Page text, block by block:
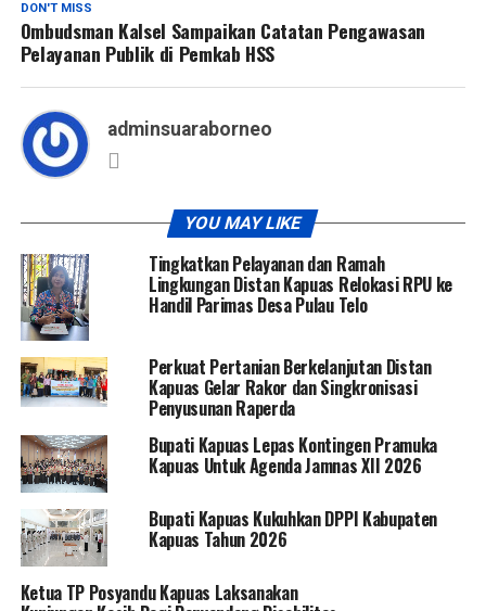
DON'T MISS
Ombudsman Kalsel Sampaikan Catatan Pengawasan
Pelayanan Publik di Pemkab HSS
adminsuaraborneo
YOU MAY LIKE
Tingkatkan Pelayanan dan Ramah
Lingkungan Distan Kapuas Relokasi RPU ke
Handil Parimas Desa Pulau Telo
Perkuat Pertanian Berkelanjutan Distan
Kapuas Gelar Rakor dan Singkronisasi
Penyusunan Raperda
Bupati Kapuas Lepas Kontingen Pramuka
Kapuas Untuk Agenda Jamnas XII 2026
Bupati Kapuas Kukuhkan DPPI Kabupaten
Kapuas Tahun 2026
Ketua TP Posyandu Kapuas Laksanakan